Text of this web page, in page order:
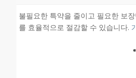
불필요한 특약을 줄이고 필요한 보
를 효율적으로 절감할 수 있습니다.